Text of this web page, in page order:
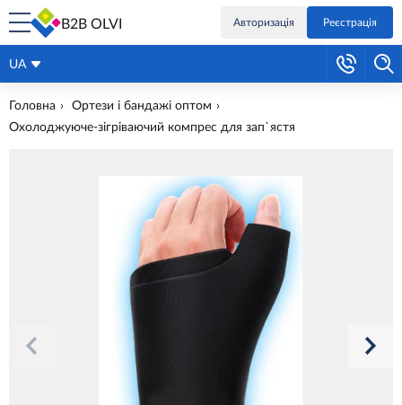
B2B OLVI Авторизація Реєстрація
UA
Головна
Ортези і бандажі оптом
Охолоджуюче-зігріваючий компрес для зап`ястя